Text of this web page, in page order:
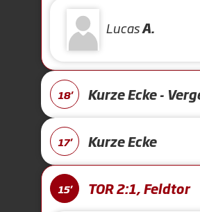
LucasA.
18' Kurze Ecke -
17' Kurze Ecke
15' TOR 2:1, Feldtor